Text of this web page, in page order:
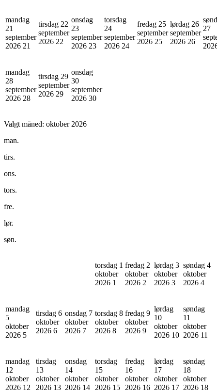
mandag
21
september
2026 21
tirsdag 22
september
2026 22
onsdag
23
september
2026 23
torsdag
24
september
2026 24
fredag 25
september
2026 25
lørdag 26
september
2026 26
27
mandag
28
september
2026 28
tirsdag 29
september
2026 29
onsdag
30
september
2026 30
Valgt måned: oktober 2026
man.
tirs.
ons.
tors.
fre.
lør.
søn.
torsdag 1
oktober
2026 1
fredag 2
oktober
2026 2
lørdag 3
oktober
2026 3
søndag 4
oktober
2026 4
mandag
5
oktober
2026 5
tirsdag 6
oktober
2026 6
onsdag 7
oktober
2026 7
torsdag 8
oktober
2026 8
fredag 9
oktober
2026 9
lørdag
10
oktober
2026 10
søndag
11
oktober
2026 11
mandag
12
oktober
2026 12
tirsdag
13
oktober
2026 13
onsdag
14
oktober
2026 14
torsdag
15
oktober
2026 15
fredag
16
oktober
2026 16
lørdag
17
oktober
2026 17
søndag
18
oktober
2026 18